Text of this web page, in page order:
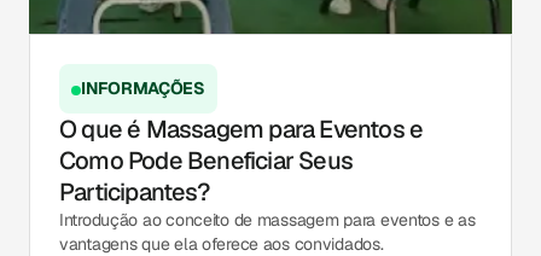
INFORMAÇÕES
O que é Massagem para Eventos e
Como Pode Beneficiar Seus
Participantes?
Introdução ao conceito de massagem para eventos e as
vantagens que ela oferece aos convidados.